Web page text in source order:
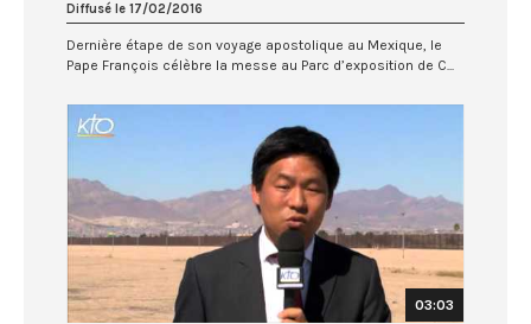
Diffusé le 17/02/2016
Dernière étape de son voyage apostolique au Mexique, le
Pape François célèbre la messe au Parc d’exposition de C...
03:03